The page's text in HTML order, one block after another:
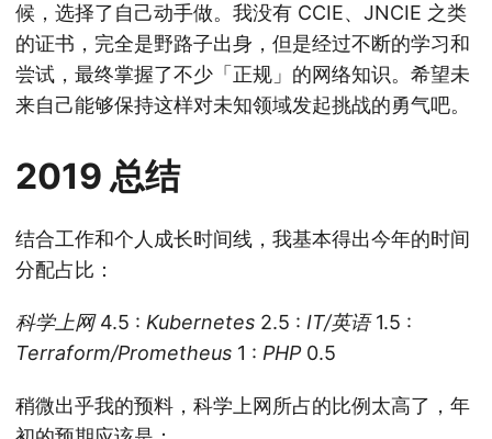
候，选择了自己动手做。我没有 CCIE、JNCIE 之类
的证书，完全是野路子出身，但是经过不断的学习和
尝试，最终掌握了不少「正规」的网络知识。希望未
来自己能够保持这样对未知领域发起挑战的勇气吧。
2019 总结
结合工作和个人成长时间线，我基本得出今年的时间
分配占比：
科学上网4.5 : Kubernetes 2.5 : IT/英语1.5 :
Terraform/Prometheus 1 : PHP0.5
稍微出乎我的预料，科学上网所占的比例太高了，年